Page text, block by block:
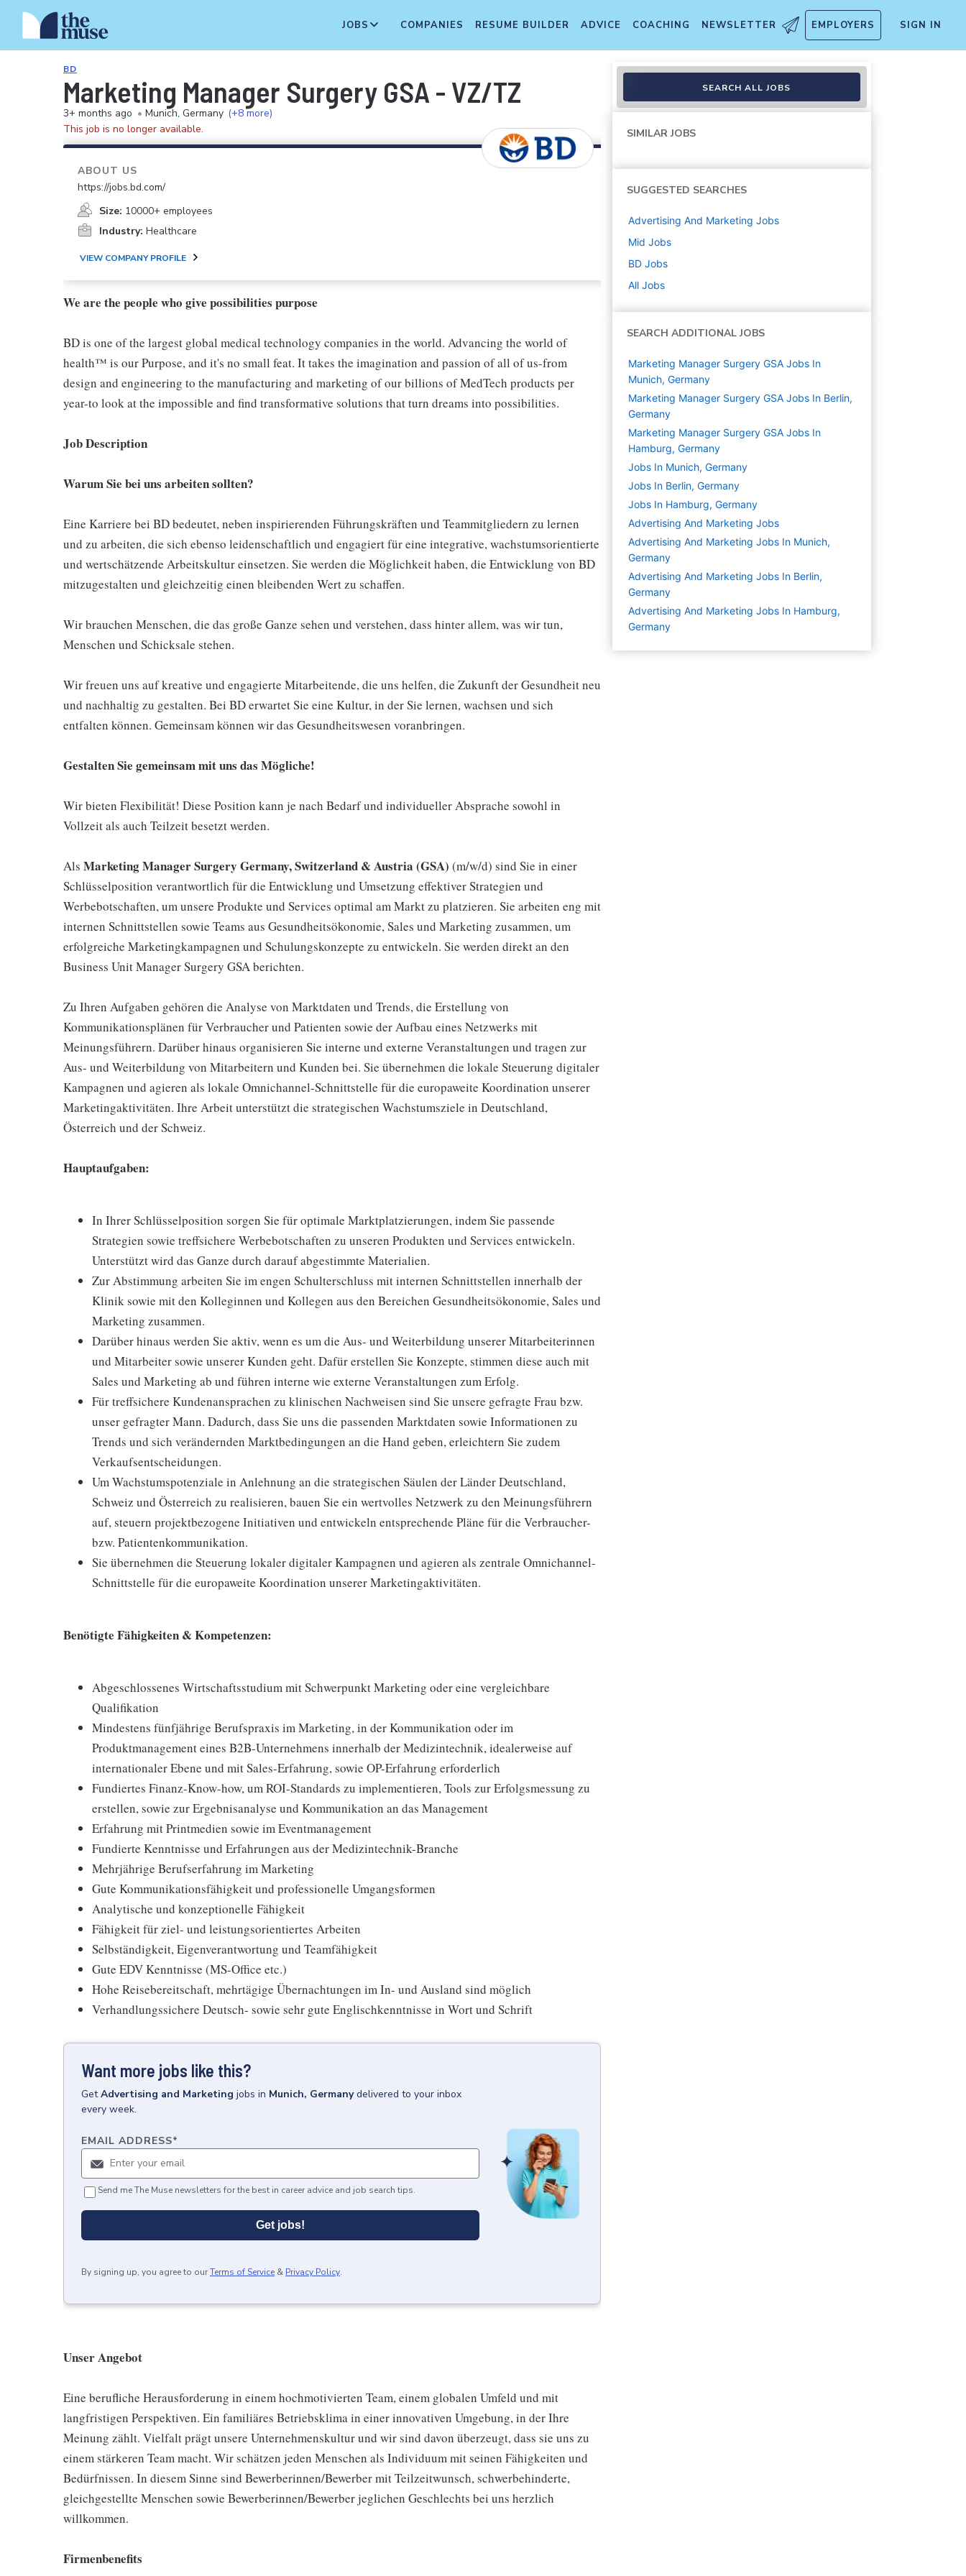
JOBS COMPANIES RESUME BUILDER ADVICE COACHING NEWSLETTER EMPLOYERS SIGN IN
BD
Marketing Manager Surgery GSA - VZ/TZ
3+ months ago • Munich, Germany (+8 more)
This job is no longer available.
ABOUT US
https://jobs.bd.com/
Size: 10000+ employees
Industry: Healthcare
VIEW COMPANY PROFILE
We are the people who give possibilities purpose
BD is one of the largest global medical technology companies in the world. Advancing the world of
health™ is our Purpose, and it's no small feat. It takes the imagination and passion of all of us-from
design and engineering to the manufacturing and marketing of our billions of MedTech products per
year-to look at the impossible and find transformative solutions that turn dreams into possibilities.
Job Description
Warum Sie bei uns arbeiten sollten?
Eine Karriere bei BD bedeutet, neben inspirierenden Führungskräften und Teammitgliedern zu lernen
und zu arbeiten, die sich ebenso leidenschaftlich und engagiert für eine integrative, wachstumsorientierte
und wertschätzende Arbeitskultur einsetzen. Sie werden die Möglichkeit haben, die Entwicklung von BD
mitzugestalten und gleichzeitig einen bleibenden Wert zu schaffen.
Wir brauchen Menschen, die das große Ganze sehen und verstehen, dass hinter allem, was wir tun,
Menschen und Schicksale stehen.
Wir freuen uns auf kreative und engagierte Mitarbeitende, die uns helfen, die Zukunft der Gesundheit neu
und nachhaltig zu gestalten. Bei BD erwartet Sie eine Kultur, in der Sie lernen, wachsen und sich
entfalten können. Gemeinsam können wir das Gesundheitswesen voranbringen.
Gestalten Sie gemeinsam mit uns das Mögliche!
Wir bieten Flexibilität! Diese Position kann je nach Bedarf und individueller Absprache sowohl in
Vollzeit als auch Teilzeit besetzt werden.
Als Marketing Manager Surgery Germany, Switzerland & Austria (GSA) (m/w/d) sind Sie in einer
Schlüsselposition verantwortlich für die Entwicklung und Umsetzung effektiver Strategien und
Werbebotschaften, um unsere Produkte und Services optimal am Markt zu platzieren. Sie arbeiten eng mit
internen Schnittstellen sowie Teams aus Gesundheitsökonomie, Sales und Marketing zusammen, um
erfolgreiche Marketingkampagnen und Schulungskonzepte zu entwickeln. Sie werden direkt an den
Business Unit Manager Surgery GSA berichten.
Zu Ihren Aufgaben gehören die Analyse von Marktdaten und Trends, die Erstellung von
Kommunikationsplänen für Verbraucher und Patienten sowie der Aufbau eines Netzwerks mit
Meinungsführern. Darüber hinaus organisieren Sie interne und externe Veranstaltungen und tragen zur
Aus- und Weiterbildung von Mitarbeitern und Kunden bei. Sie übernehmen die lokale Steuerung digitaler
Kampagnen und agieren als lokale Omnichannel-Schnittstelle für die europaweite Koordination unserer
Marketingaktivitäten. Ihre Arbeit unterstützt die strategischen Wachstumsziele in Deutschland,
Österreich und der Schweiz.
Hauptaufgaben:
In Ihrer Schlüsselposition sorgen Sie für optimale Marktplatzierungen, indem Sie passende
Strategien sowie treffsichere Werbebotschaften zu unseren Produkten und Services entwickeln.
Unterstützt wird das Ganze durch darauf abgestimmte Materialien.
Zur Abstimmung arbeiten Sie im engen Schulterschluss mit internen Schnittstellen innerhalb der
Klinik sowie mit den Kolleginnen und Kollegen aus den Bereichen Gesundheitsökonomie, Sales und
Marketing zusammen.
Darüber hinaus werden Sie aktiv, wenn es um die Aus- und Weiterbildung unserer Mitarbeiterinnen
und Mitarbeiter sowie unserer Kunden geht. Dafür erstellen Sie Konzepte, stimmen diese auch mit
Sales und Marketing ab und führen interne wie externe Veranstaltungen zum Erfolg.
Für treffsichere Kundenansprachen zu klinischen Nachweisen sind Sie unsere gefragte Frau bzw.
unser gefragter Mann. Dadurch, dass Sie uns die passenden Marktdaten sowie Informationen zu
Trends und sich verändernden Marktbedingungen an die Hand geben, erleichtern Sie zudem
Verkaufsentscheidungen.
Um Wachstumspotenziale in Anlehnung an die strategischen Säulen der Länder Deutschland,
Schweiz und Österreich zu realisieren, bauen Sie ein wertvolles Netzwerk zu den Meinungsführern
auf, steuern projektbezogene Initiativen und entwickeln entsprechende Pläne für die Verbraucher-
bzw. Patientenkommunikation.
Sie übernehmen die Steuerung lokaler digitaler Kampagnen und agieren als zentrale Omnichannel-
Schnittstelle für die europaweite Koordination unserer Marketingaktivitäten.
Benötigte Fähigkeiten & Kompetenzen:
Abgeschlossenes Wirtschaftsstudium mit Schwerpunkt Marketing oder eine vergleichbare
Qualifikation
Mindestens fünfjährige Berufspraxis im Marketing, in der Kommunikation oder im
Produktmanagement eines B2B-Unternehmens innerhalb der Medizintechnik, idealerweise auf
internationaler Ebene und mit Sales-Erfahrung, sowie OP-Erfahrung erforderlich
Fundiertes Finanz-Know-how, um ROI-Standards zu implementieren, Tools zur Erfolgsmessung zu
erstellen, sowie zur Ergebnisanalyse und Kommunikation an das Management
Erfahrung mit Printmedien sowie im Eventmanagement
Fundierte Kenntnisse und Erfahrungen aus der Medizintechnik-Branche
Mehrjährige Berufserfahrung im Marketing
Gute Kommunikationsfähigkeit und professionelle Umgangsformen
Analytische und konzeptionelle Fähigkeit
Fähigkeit für ziel- und leistungsorientiertes Arbeiten
Selbständigkeit, Eigenverantwortung und Teamfähigkeit
Gute EDV Kenntnisse (MS-Office etc.)
Hohe Reisebereitschaft, mehrtägige Übernachtungen im In- und Ausland sind möglich
Verhandlungssichere Deutsch- sowie sehr gute Englischkenntnisse in Wort und Schrift
Want more jobs like this?
GetAdvertising and Marketing jobs in Munich, Germany delivered to your inbox
every week.
EMAIL ADDRESS*
Send me The Muse newsletters for the best in career advice and job search tips.
Get jobs!
By signing up, you agree to ourTerms of Service & Privacy Policy.
Unser Angebot
Eine berufliche Herausforderung in einem hochmotivierten Team, einem globalen Umfeld und mit
langfristigen Perspektiven. Ein familiäres Betriebsklima in einer innovativen Umgebung, in der Ihre
Meinung zählt. Vielfalt prägt unsere Unternehmenskultur und wir sind davon überzeugt, dass sie uns zu
einem stärkeren Team macht. Wir schätzen jeden Menschen als Individuum mit seinen Fähigkeiten und
Bedürfnissen. In diesem Sinne sind Bewerberinnen/Bewerber mit Teilzeitwunsch, schwerbehinderte,
gleichgestellte Menschen sowie Bewerberinnen/Bewerber jeglichen Geschlechts bei uns herzlich
willkommen.
Firmenbenefits
SEARCH ALL JOBS
SIMILAR JOBS
SUGGESTED SEARCHES
Advertising And Marketing Jobs
Mid Jobs
BD Jobs
All Jobs
SEARCH ADDITIONAL JOBS
Marketing Manager Surgery GSA Jobs In
Munich, Germany
Marketing Manager Surgery GSA Jobs In Berlin,
Germany
Marketing Manager Surgery GSA Jobs In
Hamburg, Germany
Jobs In Munich, Germany
Jobs In Berlin, Germany
Jobs In Hamburg, Germany
Advertising And Marketing Jobs
Advertising And Marketing Jobs In Munich,
Germany
Advertising And Marketing Jobs In Berlin,
Germany
Advertising And Marketing Jobs In Hamburg,
Germany